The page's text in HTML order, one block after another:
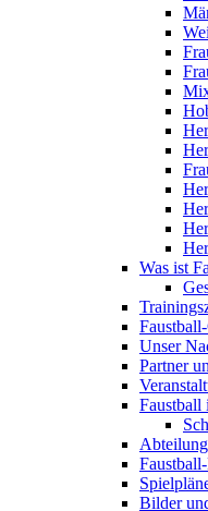
Was ist
Unser
Partner
Faustball
Bilder